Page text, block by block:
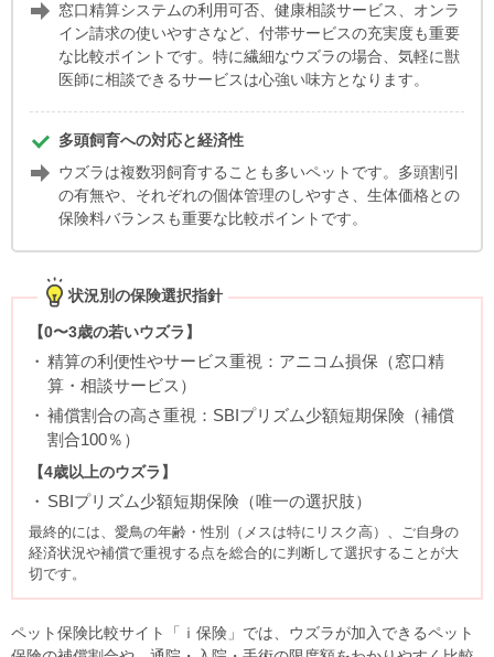
窓口精算システムの利用可否、健康相談サービス、オンラ
イン請求の使いやすさなど、付帯サービスの充実度も重要
な比較ポイントです。特に繊細なウズラの場合、気軽に獣
医師に相談できるサービスは心強い味方となります。
多頭飼育への対応と経済性
ウズラは複数羽飼育することも多いペットです。多頭割引
の有無や、それぞれの個体管理のしやすさ、生体価格との
保険料バランスも重要な比較ポイントです。
状況別の保険選択指針
【0〜3歳の若いウズラ】
精算の利便性やサービス重視：アニコム損保（窓口精
算・相談サービス）
補償割合の高さ重視：SBIプリズム少額短期保険（補償
割合100％）
【4歳以上のウズラ】
SBIプリズム少額短期保険（唯一の選択肢）
最終的には、愛鳥の年齢・性別（メスは特にリスク高）、ご自身の
経済状況や補償で重視する点を総合的に判断して選択することが大
切です。
ペット保険比較サイト「ｉ保険」では、ウズラが加入できるペット